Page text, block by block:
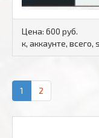
Цена: 600 руб.
к, аккаунте,
1 2